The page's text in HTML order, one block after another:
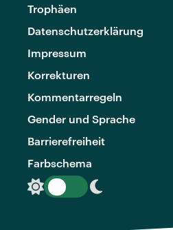
Trophäen
Datenschutzerklärung
Impressum
Korrekturen
Kommentarregeln
Gender und Sprache
Barrierefreiheit
Farbschema